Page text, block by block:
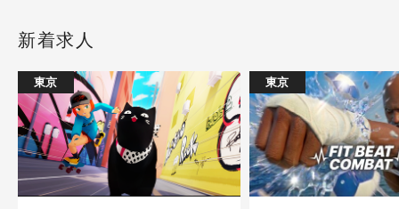
新着求人
東京 東京